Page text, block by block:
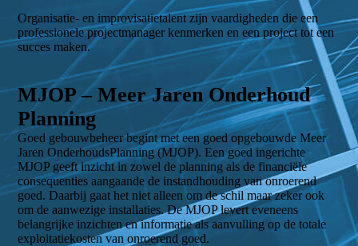
Organisatie- en improvisatietalent zijn vaardigheden die een
professionele projectmanager kenmerken en een project tot een
succes maken.
MJOP – Meer Jaren Onderhoud
Planning
Goed gebouwbeheer begint met een goed opgebouwde Meer
Jaren OnderhoudsPlanning (MJOP). Een goed ingerichte
MJOP geeft inzicht in zowel de planning als de financiële
consequenties aangaande de instandhouding van onroerend
goed. Daarbij gaat het niet alleen om de schil maar zeker ook
om de aanwezige installaties. De MJOP levert eveneens
belangrijke inzichten en informatie als aanvulling op de totale
exploitatiekosten van onroerend goed.